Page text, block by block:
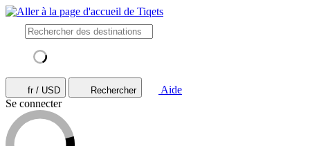
fr / USD Rechercher
Aide
Se connecter